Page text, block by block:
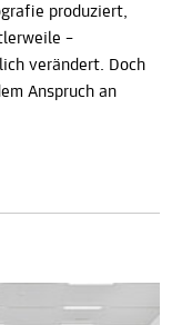
produziert,
–
verändert. Doch
Anspruch an